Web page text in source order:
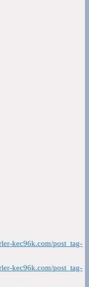
kec96k.com/post_tag-
kec96k.com/post_tag-